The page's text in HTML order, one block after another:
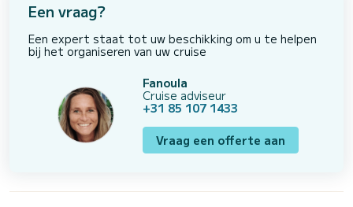
Een vraag?
Een expert staat tot uw beschikking om u te helpen
bij het organiseren van uw cruise
Fanoula
Cruise adviseur
+31 85 107 1433
Vraag een offerte aan